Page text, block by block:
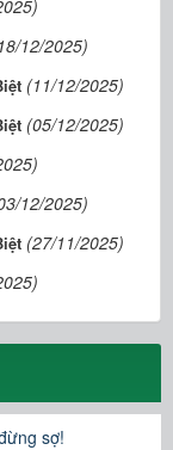
12/2025)
(11/12/2025)
(05/12/2025)
12/2025)
(27/11/2025)
sợ!